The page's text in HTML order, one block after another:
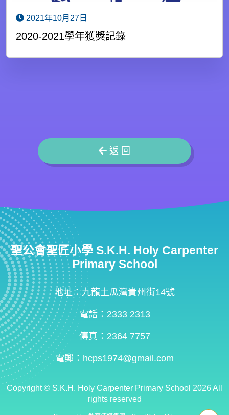
2021年10月27日
2020-2021學年獲獎記錄
返 回
聖公會聖匠小學 S.K.H. Holy Carpenter
Primary School
地址：九龍土瓜灣貴州街14號
電話：2333 2313
傳真：2364 7757
電郵： hcps1974@gmail.com
Copyright © S.K.H. Holy Carpenter Primary School 2026 All
rights reserved